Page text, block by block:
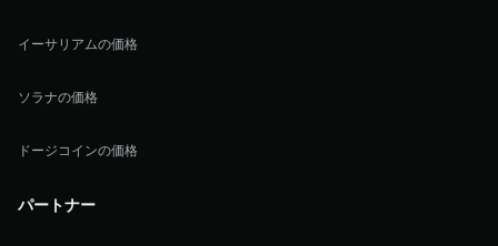
イーサリアムの価格
ソラナの価格
ドージコインの価格
パートナー